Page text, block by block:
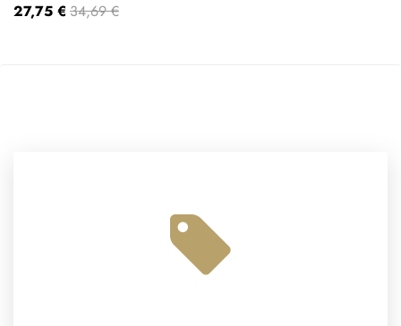
27,75 € 34,69 €